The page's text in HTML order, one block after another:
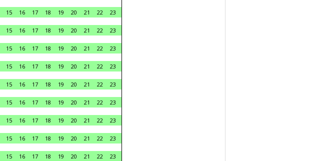
15 16 17 18 19 20 21 22
23
15 16 17 18 19 20 21 22
23
15 16 17 18 19 20 21 22
23
15 16 17 18 19 20 21 22
23
15 16 17 18 19 20 21 22
23
15 16 17 18 19 20 21 22
23
15 16 17 18 19 20 21 22
23
15 16 17 18 19 20 21 22
23
15 16 17 18 19 20 21 22
23